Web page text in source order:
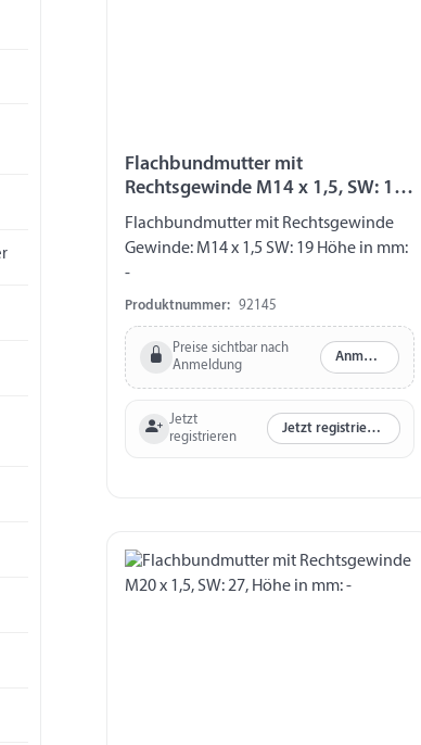
Flachbundmutter mit
Rechtsgewinde M14 x 1,5, SW: 19,
Höhe in mm: -
Flachbundmutter mit Rechtsgewinde
Gewinde: M14 x 1,5 SW: 19 Höhe in mm:
-
Produktnummer: 92145
Preise sichtbar nach
Anmeldung
Anmelden
Jetzt
registrieren
Jetzt registrieren